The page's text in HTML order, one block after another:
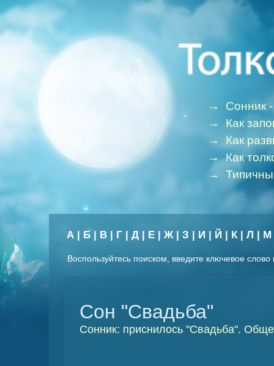
→ Сонник
→ Как
→ Как
→Как
→
А | Б| В | Г | Д | Е | Ж| З | И | Й | К| Л | М
Воспользуйтесь поиском, введите ключевое
Сон "Свадьба"
Сонник: приснилось "Свадьба".